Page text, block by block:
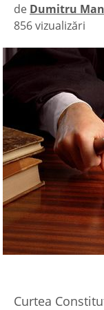
de Dumitru
|
856 vizualizări
Curtea